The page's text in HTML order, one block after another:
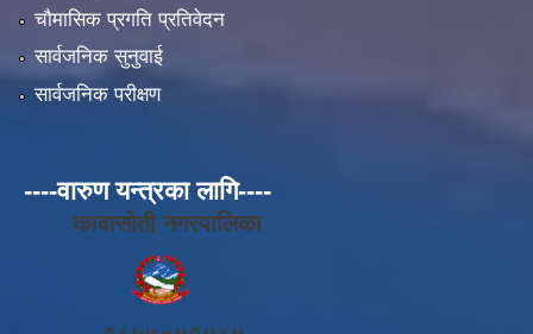
चौमासिक प्रगति प्रतिवेदन
सार्वजनिक सुनुवाई
सार्वजनिक परीक्षण
----वारुण यन्त्रका लागि----
कावासोती नगरपालिका